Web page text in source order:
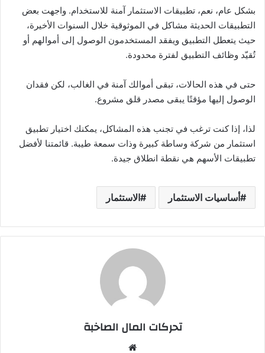
بشكل عام، نعم، تطبيقات الاستثمار آمنة للاستخدام. واجهت بعض
التطبيقات الحديثة مشاكل في الموثوقية خلال السنوات الأخيرة،
حيث يتعطل التطبيق ويفقد المستخدمون الوصول إلى أموالهم أو
تُقيّد وظائف التطبيق لفترة محدودة.
حتى في هذه الحالات، تبقى أموالك آمنة في الغالب، لكن فقدان
الوصول إليها مؤقتًا يبقى مصدر قلق مشروع.
لذا، إذا كنت ترغب في تجنب هذه المشاكل، يمكنك اختيار تطبيق
استثمار من شركة وساطة كبيرة وذات سمعة طيبة. قائمتنا لأفضل
تطبيقات الأسهم هي نقطة انطلاق جيدة.
أساسيات الاستثمار الاستثمار
تحركات المال الصاخبة